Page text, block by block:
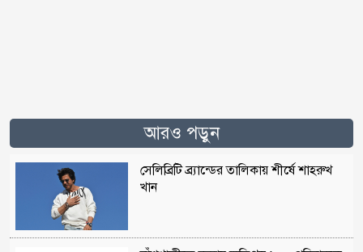
আরও পড়ুন
সেলিব্রিটি ব্র্যান্ডের তালিকায় শীর্ষে শাহরুখ
খান